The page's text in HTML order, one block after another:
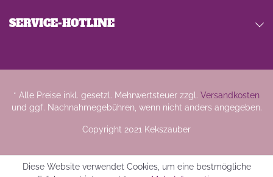
SERVICE-HOTLINE
* Alle Preise inkl. gesetzl. Mehrwertsteuer zzgl. Versandkosten
und ggf. Nachnahmegebühren, wenn nicht anders angegeben.
Copyright 2021 Kekszauber
Diese Website verwendet Cookies, um eine bestmögliche